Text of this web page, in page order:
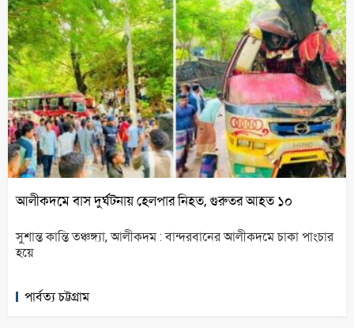
আলীকদমে বাস দুর্ঘটনায় হেলপার নিহত, গুরুতর আহত ১০
সুশান্ত কান্তি তঞ্চঙ্গ্যা, আলীকদম : বান্দরবানের আলীকদমে চাকা পাংচার
হয়ে
পার্বত্য চট্টগ্রাম